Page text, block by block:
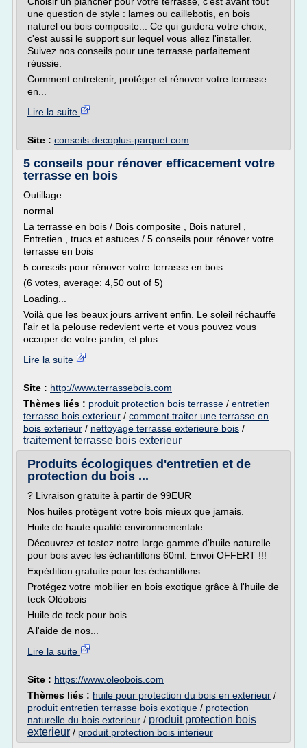
une question de style : lames ou caillebotis, en bois
naturel ou bois composite... Ce qui guidera votre choix,
c'est aussi le support sur lequel vous allez l'installer.
Suivez nos conseils pour une terrasse parfaitement
réussie.
Comment entretenir, protéger et rénover votre terrasse
en...
Lire la suite
Site : conseils.decoplus-parquet.com
5 conseils pour rénover efficacement votre
terrasse en bois
Outillage
normal
La terrasse en bois / Bois composite , Bois naturel ,
Entretien , trucs et astuces / 5 conseils pour rénover votre
terrasse en bois
5 conseils pour rénover votre terrasse en bois
(6 votes, average: 4,50 out of 5)
Loading...
Voilà que les beaux jours arrivent enfin. Le soleil réchauffe
l'air et la pelouse redevient verte et vous pouvez vous
occuper de votre jardin, et plus...
Lire la suite
Site : http://www.terrassebois.com
Thèmes liés : produit protection bois terrasse / entretien
terrasse bois exterieur / comment traiter une terrasse en
bois exterieur / nettoyage terrasse exterieure bois /
traitement terrasse bois exterieur
Produits écologiques d'entretien et de
protection du bois ...
? Livraison gratuite à partir de 99EUR
Nos huiles protègent votre bois mieux que jamais.
Huile de haute qualité environnementale
Découvrez et testez notre large gamme d'huile naturelle
pour bois avec les échantillons 60ml. Envoi OFFERT !!!
Expédition gratuite pour les échantillons
Protégez votre mobilier en bois exotique grâce à l'huile de
teck Oléobois
Huile de teck pour bois
A l'aide de nos...
Lire la suite
Site : https://www.oleobois.com
Thèmes liés : huile pour protection du bois en exterieur /
produit entretien terrasse bois exotique / protection
naturelle du bois exterieur / produit protection bois
exterieur / produit protection bois interieur